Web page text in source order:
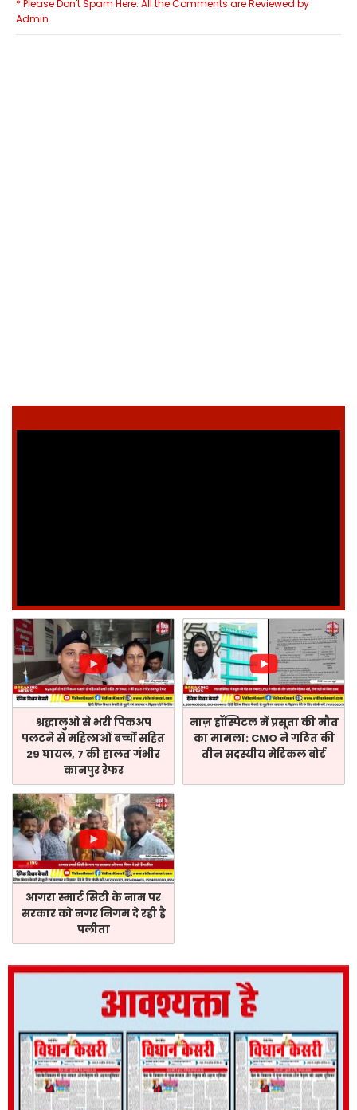
* Please Don't Spam Here. All the Comments are Reviewed by
Admin.
श्रद्धालुओ से भरी पिकअप
पलटने से महिलाओं बच्चों सहित
29 घायल, 7 की हालत गंभीर
कानपुर रेफर
नाज़ हॉस्पिटल में प्रसूता की मौत
का मामला: CMO ने गठित की
तीन सदस्यीय मेडिकल बोर्ड
आगरा स्मार्ट सिटी के नाम पर
सरकार को नगर निगम दे रही है
पलीता